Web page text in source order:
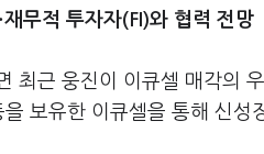
무적 투자자(FI)와 협력 전망
최근 웅진이 이큐셀 매각의
보유한 이큐셀을 통해 신성